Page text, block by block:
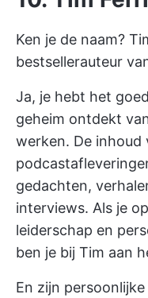
Ken je de naam?
bestsellerauteur
Ja, je hebt het
geheim ontdekt
werken. De inhoud
gedachten,
interviews. Als je
leiderschap en
ben je bij Tim aan
En zijn